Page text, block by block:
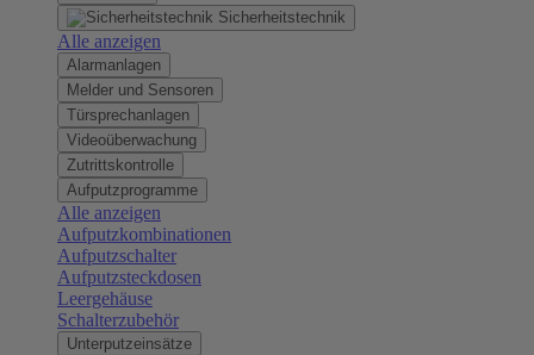
Sicherheitstechnik
Alle anzeigen
Alarmanlagen
Melder und Sensoren
Türsprechanlagen
Videoüberwachung
Zutrittskontrolle
Aufputzprogramme
Alle anzeigen
Aufputzkombinationen
Aufputzschalter
Aufputzsteckdosen
Leergehäuse
Schalterzubehör
Unterputzeinsätze